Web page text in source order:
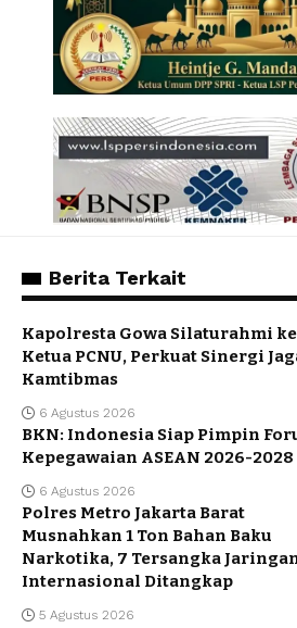
Berita Terkait
Kapolresta Gowa Silaturahmi ke
Ketua PCNU, Perkuat Sinergi
Kamtibmas
6 Agustus 2026
BKN: Indonesia Siap Pimpin
Kepegawaian ASEAN 2026-2028
6 Agustus 2026
Polres Metro Jakarta Barat
Musnahkan 1 Ton Bahan Baku
Narkotika, 7 Tersangka
Internasional Ditangkap
5 Agustus 2026